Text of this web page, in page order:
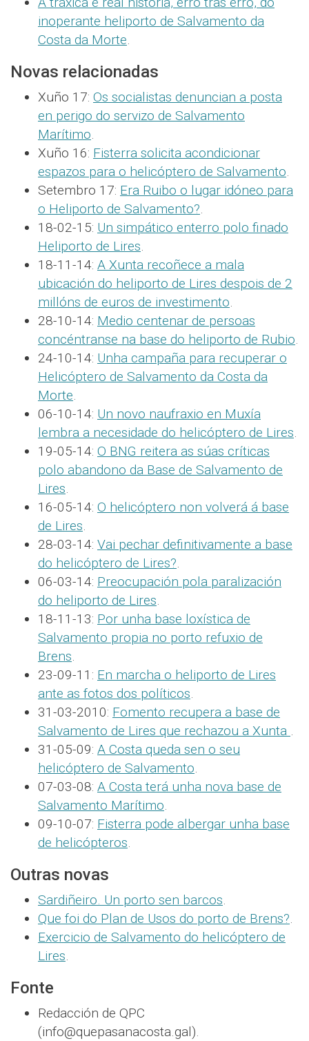
inoperante heliporto de Salvamento da
Costa da Morte.
Novas relacionadas
Xuño 17: Os socialistas denuncian a posta
en perigo do servizo de Salvamento
Marítimo.
Xuño 16: Fisterra solicita acondicionar
espazos para o helicóptero de Salvamento.
Setembro 17: Era Ruibo o lugar idóneo para
o Heliporto de Salvamento?.
18-02-15: Un simpático enterro polo finado
Heliporto de Lires.
18-11-14: A Xunta recoñece a mala
ubicación do heliporto de Lires despois de 2
millóns de euros de investimento.
28-10-14: Medio centenar de persoas
concéntranse na base do heliporto de Rubio.
24-10-14: Unha campaña para recuperar o
Helicóptero de Salvamento da Costa da
Morte.
06-10-14: Un novo naufraxio en Muxía
lembra a necesidade do helicóptero de Lires.
19-05-14: O BNG reitera as súas críticas
polo abandono da Base de Salvamento de
Lires.
16-05-14: O helicóptero non volverá á base
de Lires.
28-03-14: Vai pechar definitivamente a base
do helicóptero de Lires?.
06-03-14: Preocupación pola paralización
do heliporto de Lires.
18-11-13: Por unha base loxística de
Salvamento propia no porto refuxio de
Brens.
23-09-11: En marcha o heliporto de Lires
ante as fotos dos políticos.
31-03-2010: Fomento recupera a base de
Salvamento de Lires que rechazou a Xunta .
31-05-09: A Costa queda sen o seu
helicóptero de Salvamento.
07-03-08: A Costa terá unha nova base de
Salvamento Marítimo.
09-10-07: Fisterra pode albergar unha base
de helicópteros.
Outras novas
Sardiñeiro. Un porto sen barcos.
Que foi do Plan de Usos do porto de Brens?.
Exercicio de Salvamento do helicóptero de
Lires.
Fonte
Redacción de QPC
(info@quepasanacosta.gal).